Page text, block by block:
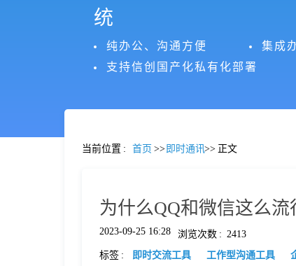
统
纯办公、沟通方便
集成
支持信创国产化私有化部署
当前位置 : 首页 >> 即时通讯>> 正文
为什么QQ和微信这么
2023-09-25 16:28 浏览次数 : 2413
标签 : 即时交流工具 工作型沟通工具